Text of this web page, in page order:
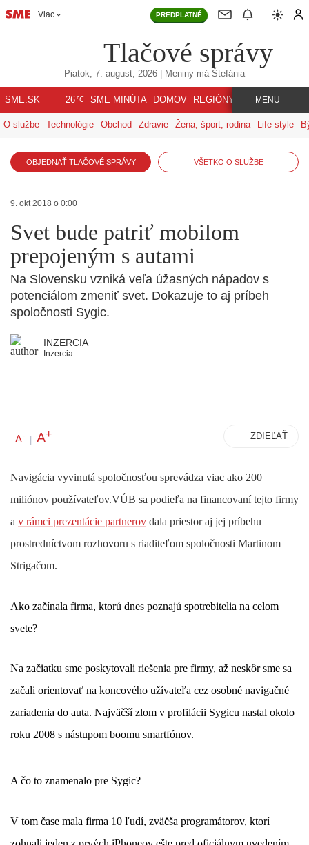
Viac PREDPLATNÉ
Tlačové správy
Piatok, 7. august, 2026 | Meniny má Štefánia
SME.SK 26℃ SME MINÚTA DOMOV REGIÓNY INDEX SVET
MENU
O službe Technológie Obchod Zdravie Žena, šport, rodina Life style
OBJEDNAŤ TLAČOVÉ SPRÁVY VŠETKO O SLUŽBE
9. okt 2018 o 0:00
Svet bude patriť mobilom
prepojeným s autami
Na Slovensku vzniká veľa úžasných nápadov s
potenciálom zmeniť svet. Dokazuje to aj príbeh
spoločnosti Sygic.
INZERCIA
Inzercia
A- | A+ ZDIEĽAŤ
Navigácia vyvinutá spoločnosťou sprevádza viac ako 200
miliónov používateľov.VÚB sa podieľa na financovaní tejto firmy
a v rámci prezentácie partnerov dala priestor aj jej príbehu
prostredníctvom rozhovoru s riaditeľom spoločnosti Martinom
Strigačom.
Ako začínala firma, ktorú dnes poznajú spotrebitelia na celom
svete?
Na začiatku sme poskytovali riešenia pre firmy, až neskôr sme sa
začali orientovať na koncového užívateľa cez osobné navigačné
zariadenia do auta. Najväčší zlom v profilácii Sygicu nastal okolo
roku 2008 s nástupom boomu smartfónov.
A čo to znamenalo pre Sygic?
V tom čase mala firma 10 ľudí, zväčša programátorov, ktorí